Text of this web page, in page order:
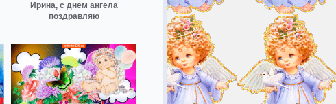
Ирина, с днем ангела
поздравляю